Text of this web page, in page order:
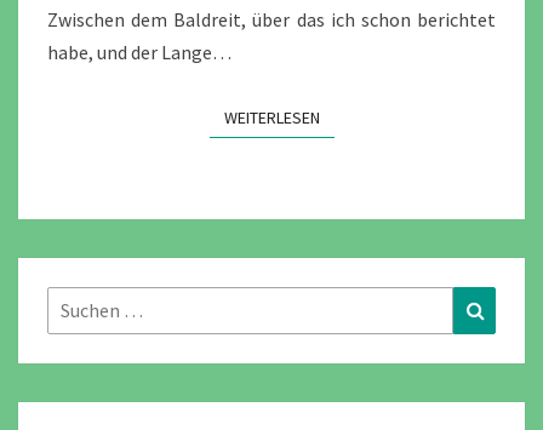
Zwischen dem Baldreit, über das ich schon berichtet
habe, und der Lange…
WEITERLESENWEITERLESEN
Suchen
nach: